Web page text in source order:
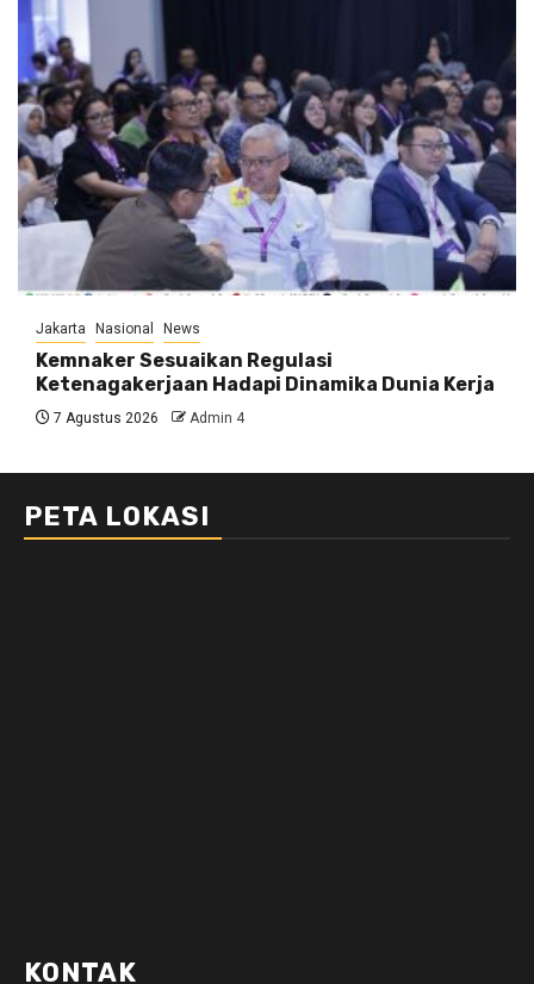
Jakarta Nasional News
Kemnaker Sesuaikan Regulasi
Ketenagakerjaan Hadapi Dinamika Dunia Kerja
7 Agustus 2026 Admin 4
PETA LOKASI
KONTAK